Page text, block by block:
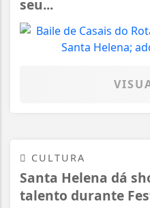
seu...
CULTURA
Santa Helena dá
talento durante